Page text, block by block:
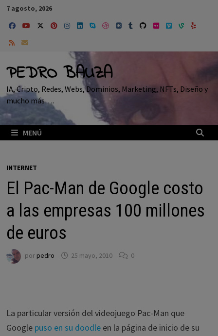
Saltar
contenido
7 agosto, 2026
PEDRO BAUZA
IA, Cripto, Redes, Webs, Dominios, Marketing, NFTs, Diseño y
mucho más….
MENÚ
INTERNET
El Pac-Man de Google costo
a las empresas 100 millones
de euros
porpedro 25 mayo, 2010 0
La particular versión del videojuego Pac-Man que
Google puso en su doodleen la página de inicio de su